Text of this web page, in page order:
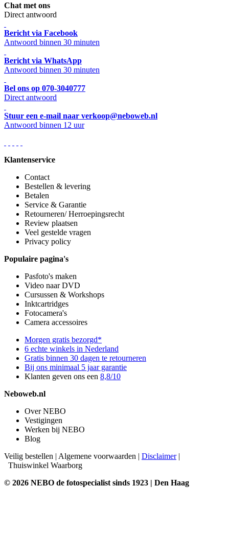
Chat met ons
Direct antwoord
Bericht via Facebook
Antwoord binnen 30 minuten
Bericht via WhatsApp
Antwoord binnen 30 minuten
Bel ons op 070-3040777
Direct antwoord
Stuur een e-mail naar verkoop@neboweb.nl
Antwoord binnen 12 uur
Klantenservice
Contact
Bestellen & levering
Betalen
Service & Garantie
Retourneren/ Herroepingsrecht
Review plaatsen
Veel gestelde vragen
Privacy policy
Populaire pagina's
Pasfoto's maken
Video naar DVD
Cursussen & Workshops
Inktcartridges
Fotocamera's
Camera accessoires
Morgen gratis bezorgd*
6 echte winkels in Nederland
Gratis binnen 30 dagen te retourneren
Bij ons minimaal 5 jaar garantie
Klanten geven ons een 8,8/10
Neboweb.nl
Over NEBO
Vestigingen
Werken bij NEBO
Blog
Veilig bestellen | Algemene voorwaarden | Disclaimer|
Thuiswinkel Waarborg
© 2026 NEBO de fotospecialist sinds 1923 | Den Haag